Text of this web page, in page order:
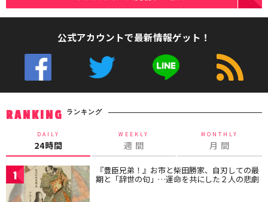
公式アカウントで最新情報ゲット！
RANKING ランキング
DAILY
24時間
WEEKLY
週 間
MONTHLY
月 間
1 『豊臣兄弟！』お市と柴田勝家、自刃しての最
期と「辞世の句」…運命を共にした２人の悲劇